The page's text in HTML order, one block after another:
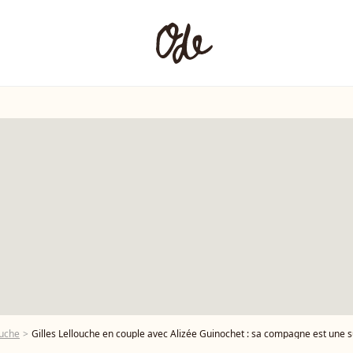
Gilles Lellouche en couple avec Alizée Guinochet : sa compagne est une